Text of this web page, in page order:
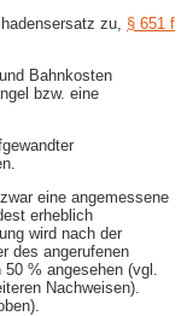
zu, § 651 f
Bahnkosten
bzw. eine
eine angemessene
erheblich
wird nach der
des angerufenen
% angesehen (vgl.
Nachweisen).